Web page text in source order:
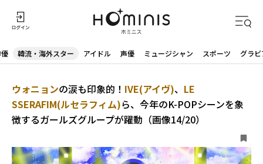
韓流・海外スター アイドル 声優 ミュージシャン スポーツ グラビ
ウォニョンの涙も印象的！ IVE(アイヴ)、 LE
SSERAFIM(ルセラフィム)ら、今年のK-POPシーンを象
徴するガールズグループが躍動（画像14/20）